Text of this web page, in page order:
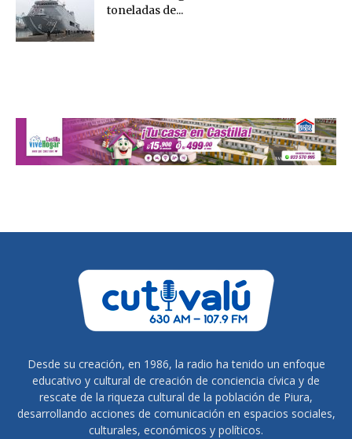
toneladas de...
Desde su creación, en 1986, la radio ha tenido un enfoque
educativo y cultural de creación de conciencia cívica y de
rescate de la riqueza cultural de la población de Piura,
desarrollando acciones de comunicación en espacios sociales,
culturales, económicos y políticos.